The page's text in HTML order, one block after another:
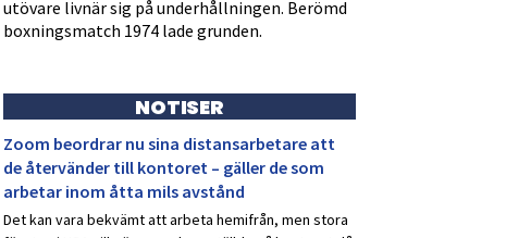
utövare livnär sig på underhållningen. Berömd
boxningsmatch 1974 lade grunden.
NOTISER
Zoom beordrar nu sina distansarbetare att
de återvänder till kontoret – gäller de som
arbetar inom åtta mils avstånd
Det kan vara bekvämt att arbeta hemifrån, men stora